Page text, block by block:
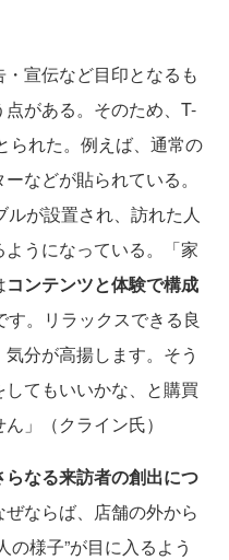
宣伝など目印となるも
がある。そのため、T-
られた。例えば、通常の
などが貼られている。
が設置され、訪れた人
うになっている。「家
コンテンツと体験で構成
。リラックスできる良
分が高揚します。そう
てもいいかな、と購買
」（クライン氏）
なる来訪者の創出につ
ならば、店舗の外から
の様子”が目に入るよう